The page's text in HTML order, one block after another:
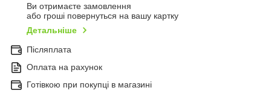
Ви отримаєте замовлення
або гроші повернуться на вашу картку
Детальніше
Післяплата
Оплата на рахунок
Готівкою при покупці в магазині